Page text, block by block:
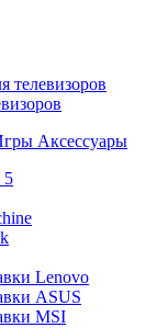
телевизоров
Аксессуары
5
Lenovo
ASUS
MSI